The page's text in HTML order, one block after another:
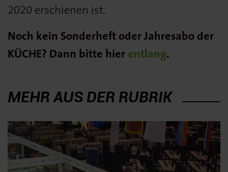
2020 erschienen ist.
Noch kein Sonderheft oder Jahresabo der
KÜCHE? Dann bitte hier entlang.
MEHR AUS DER RUBRIK